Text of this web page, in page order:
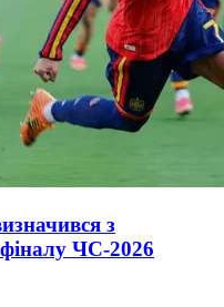
з
ЧС-2026